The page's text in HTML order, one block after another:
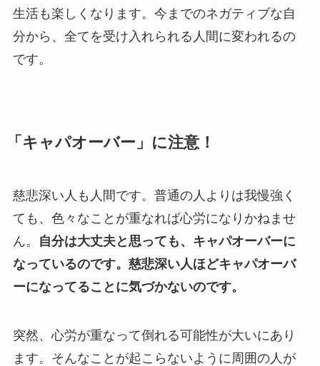
生活も楽しくなります。今までのネガティブな自
分から、全てを受け入れられる人間に変われるの
です。
「キャパオーバー」に注意！
慈悲深い人も人間です。普通の人よりは我慢強く
ても、色々なことが重なれば心労になりかねませ
ん。
自分は大丈夫と思っても、キャパオーバーに
なっているのです。慈悲深い人ほどキャパオーバ
ーになってることに気づかないのです。
突然、心労が重なって倒れる可能性が大いにあり
ます。そんなことが起こらないように周囲の人が